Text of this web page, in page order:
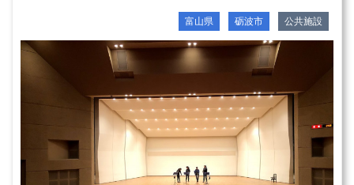
富山県 砺波市 公共施設